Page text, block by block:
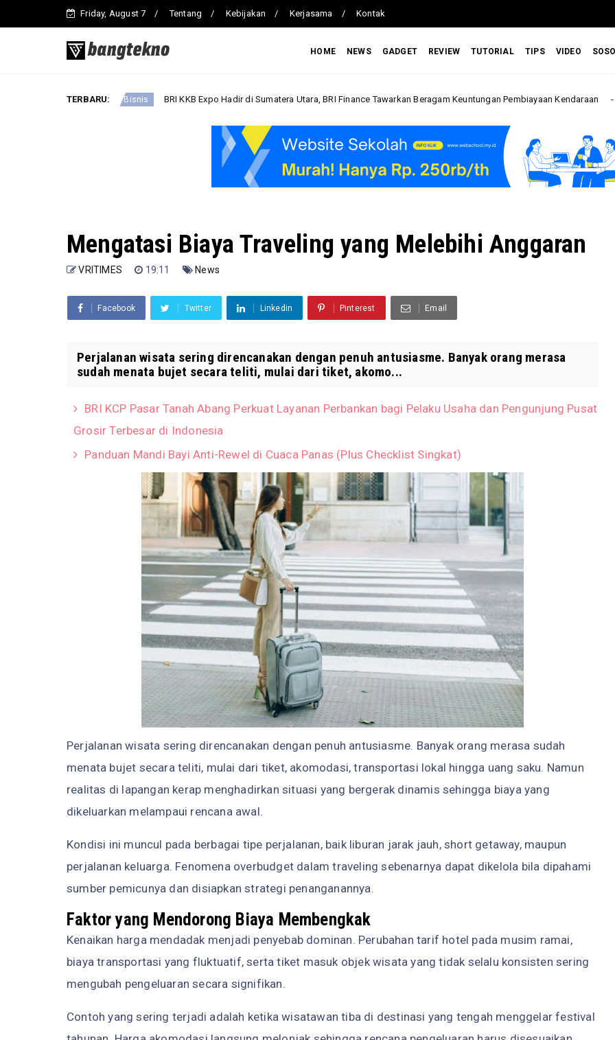
Friday, August 7 Tentang Kebijakan Kerjasama Kontak
HOME NEWS GADGET REVIEW TUTORIAL TIPS VIDEO
TERBARU:
Bisnis BRI KKB Expo Hadir di Sumatera Utara, BRI Finance Tawarkan Beragam Keuntungan Pembiayaan Kendaraan Bisnis BRI
Mengatasi Biaya Traveling yang Melebihi Anggaran
VRITIMES 19:11 News
Facebook Twitter Linkedin Pinterest Email
Perjalanan wisata sering direncanakan dengan penuh antusiasme. Banyak orang merasa
sudah menata bujet secara teliti, mulai dari tiket, akomo...
BRI KCP Pasar Tanah Abang Perkuat Layanan Perbankan bagi Pelaku Usaha dan Pengunjung Pusat
Grosir Terbesar di Indonesia
Panduan Mandi Bayi Anti-Rewel di Cuaca Panas (Plus Checklist Singkat)
Perjalanan wisata sering direncanakan dengan penuh antusiasme. Banyak orang merasa sudah
menata bujet secara teliti, mulai dari tiket, akomodasi, transportasi lokal hingga uang saku. Namun
realitas di lapangan kerap menghadirkan situasi yang bergerak dinamis sehingga biaya yang
dikeluarkan melampaui rencana awal.
Kondisi ini muncul pada berbagai tipe perjalanan, baik liburan jarak jauh, short getaway, maupun
perjalanan keluarga. Fenomena overbudget dalam traveling sebenarnya dapat dikelola bila dipahami
sumber pemicunya dan disiapkan strategi penanganannya.
Faktor yang Mendorong Biaya Membengkak
Kenaikan harga mendadak menjadi penyebab dominan. Perubahan tarif hotel pada musim ramai,
biaya transportasi yang fluktuatif, serta tiket masuk objek wisata yang tidak selalu konsisten sering
mengubah pengeluaran secara signifikan.
Contoh yang sering terjadi adalah ketika wisatawan tiba di destinasi yang tengah menggelar festival